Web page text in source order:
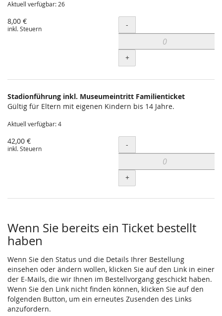
Aktuell verfügbar: 26
8,00 €
inkl. Steuern Menge
-
+
Stadionführung inkl. Museumeintritt Familienticket
Gültig für Eltern mit eigenen Kindern bis 14 Jahre.
Aktuell verfügbar: 4
42,00 €
inkl. Steuern Menge
-
+
Wenn Sie bereits ein Ticket bestellt
haben
Wenn Sie den Status und die Details Ihrer Bestellung
einsehen oder ändern wollen, klicken Sie auf den Link in einer
der E-Mails, die wir Ihnen im Bestellvorgang geschickt haben.
Wenn Sie den Link nicht finden können, klicken Sie auf den
folgenden Button, um ein erneutes Zusenden des Links
anzufordern.